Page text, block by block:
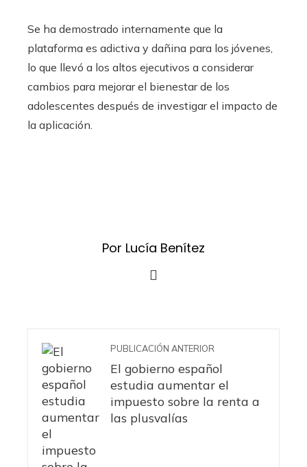
Se ha demostrado internamente que la
plataforma es adictiva y dañina para los jóvenes,
lo que llevó a los altos ejecutivos a considerar
cambios para mejorar el bienestar de los
adolescentes después de investigar el impacto de
la aplicación.
Por Lucía Benítez
PUBLICACIÓN ANTERIOR
El gobierno español
estudia aumentar el
impuesto sobre la renta a
las plusvalías